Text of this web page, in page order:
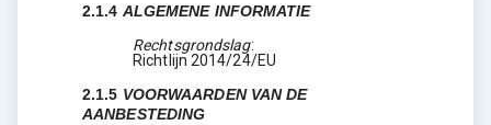
2.1.4 ALGEMENE INFORMATIE
Rechtsgrondslag:
Richtlijn 2014/24/EU
2.1.5 VOORWAARDEN VAN DE
AANBESTEDING